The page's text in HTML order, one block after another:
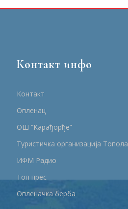
Контакт инфо
Контакт
Опленац
ОШ “Карађорђе”
Туристичка организација Топола
ИФМ Радио
Топ прес
Опленачка берба